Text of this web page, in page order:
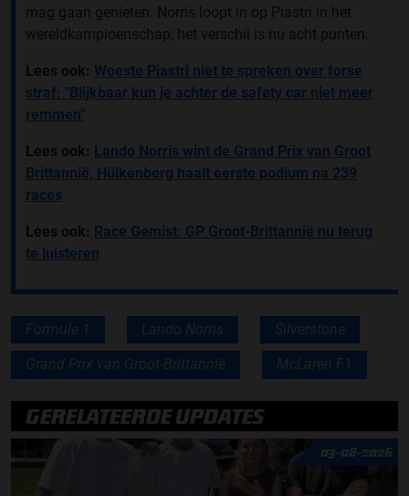
mag gaan genieten. Norris loopt in op Piastri in het
wereldkampioenschap; het verschil is nu acht punten.
Lees ook: Woeste Piastri niet te spreken over forse
straf: "Blijkbaar kun je achter de safety car niet meer
remmen"
Lees ook: Lando Norris wint de Grand Prix van Groot
Brittannië, Hülkenberg haalt eerste podium na 239
races
Lees ook: Race Gemist: GP Groot-Brittannië nu terug
te luisteren
Formule 1 Lando Norris Silverstone
Grand Prix van Groot-Brittannië McLaren F1
GERELATEERDE UPDATES
03-08-2026